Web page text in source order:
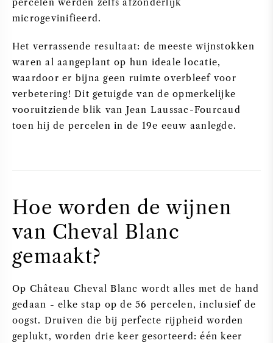
percelen werden zelfs afzonderlijk
microgevinifieerd.
Het verrassende resultaat: de meeste wijnstokken
waren al aangeplant op hun ideale locatie,
waardoor er bijna geen ruimte overbleef voor
verbetering! Dit getuigde van de opmerkelijke
vooruitziende blik van Jean Laussac-Fourcaud
toen hij de percelen in de 19e eeuw aanlegde.
Hoe worden de wijnen
van Cheval Blanc
gemaakt?
Op Château Cheval Blanc wordt alles met de hand
gedaan - elke stap op de 56 percelen, inclusief de
oogst. Druiven die bij perfecte rijpheid worden
geplukt, worden drie keer gesorteerd: één keer